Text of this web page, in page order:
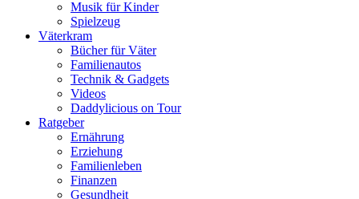
Musik für Kinder
Spielzeug
Väterkram
Bücher für Väter
Familienautos
Technik & Gadgets
Videos
Daddylicious on Tour
Ratgeber
Ernährung
Erziehung
Familienleben
Finanzen
Gesundheit